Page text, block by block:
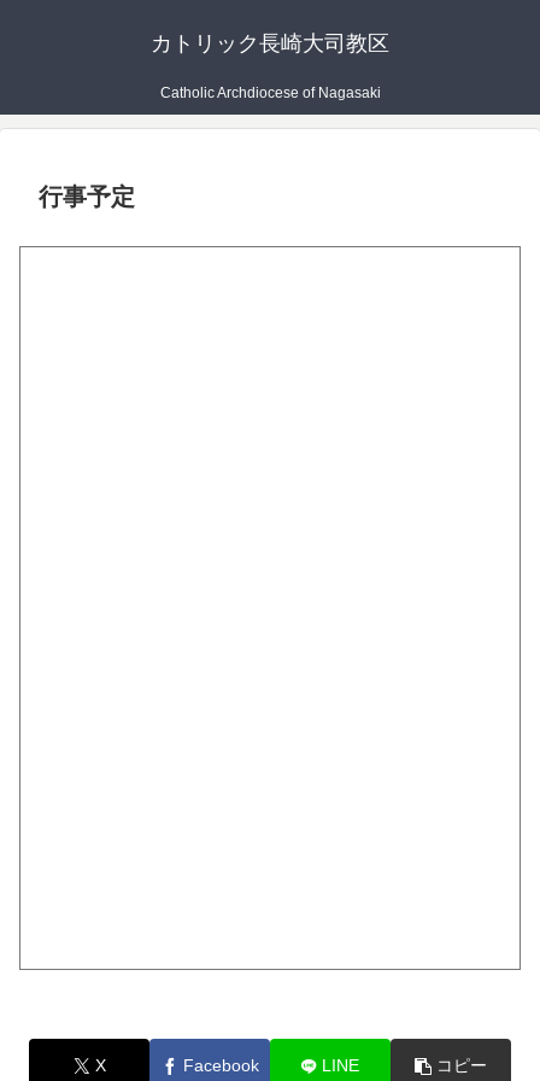
カトリック長崎大司教区
Catholic Archdiocese of Nagasaki
行事予定
X Facebook LINE コピー